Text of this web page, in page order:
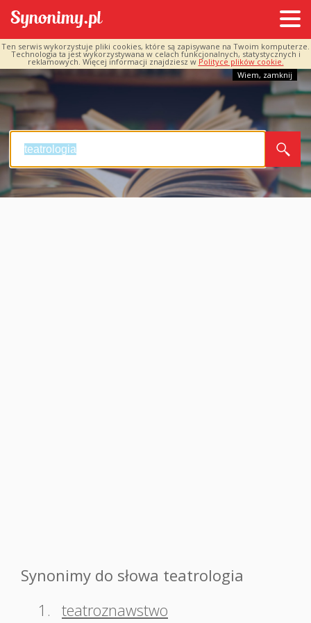
Ten serwis wykorzystuje pliki cookies, które są zapisywane na Twoim komputerze.
Technologia ta jest wykorzystywana w celach funkcjonalnych, statystycznych i
reklamowych. Więcej informacji znajdziesz w Polityce plików cookie.
Wiem, zamknij
Synonimy do słowa teatrologia
1. teatroznawstwo